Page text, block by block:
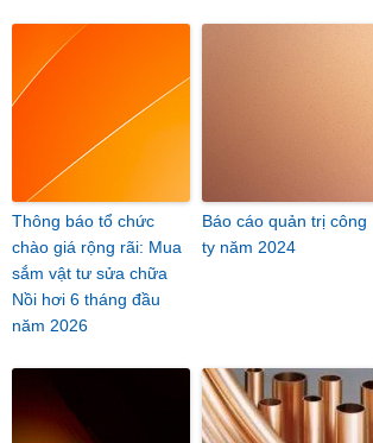
Thông báo tổ chức
chào giá rộng rãi: Mua
sắm vật tư sửa chữa
Nồi hơi 6 tháng đầu
năm 2026
Báo cáo quản trị công
ty năm 2024